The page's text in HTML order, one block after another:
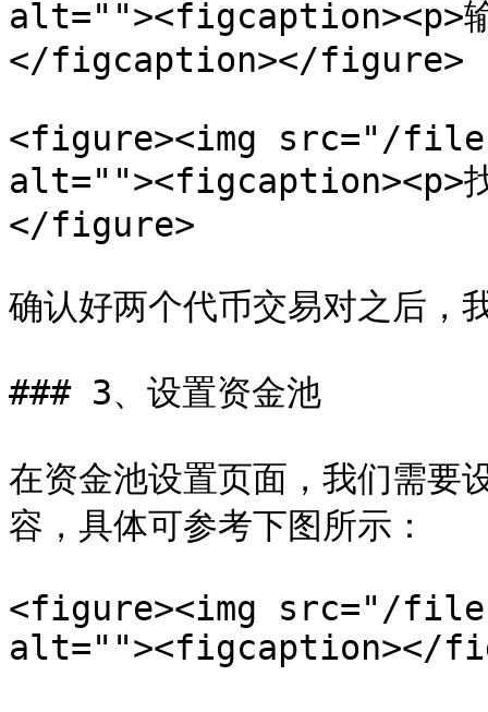
alt=""><figcaption><p>输
</figcaption></figure>
<figure><img src="/files/
alt=""><figcaption><p>
</figure>
确认好两个代币交易对之后，
### 3、设置资金池
在资金池设置页面，我们需要
容，具体可参考下图所示：
<figure><img src="/files/
alt=""><figcaption></